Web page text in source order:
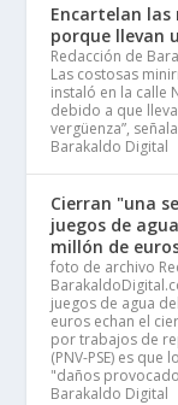
Encartelan
porque llevan
Redacción de
Las costosas
instaló en la calle
debido a que
vergüenza”,
Barakaldo Digital
Cierran "una
juegos de
millón de
foto de archivo
juegos de agua
euros echan el
por trabajos de
(PNV-PSE) es
"daños
Barakaldo Digital